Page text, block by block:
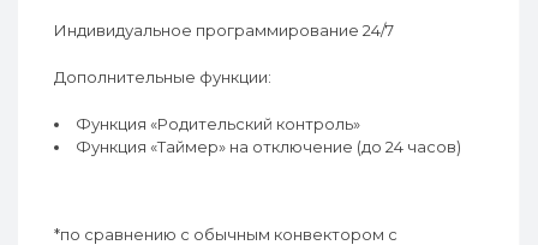
Индивидуальное программирование 24/7
Дополнительные функции:
Функция «Родительский контроль»
Функция «Таймер» на отключение (до 24 часов)
*по сравнению с обычным конвектором с